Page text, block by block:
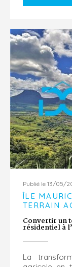
Publié le 13/05/
ÎLE
TERRAIN
Convertir un
résidentiel à
La